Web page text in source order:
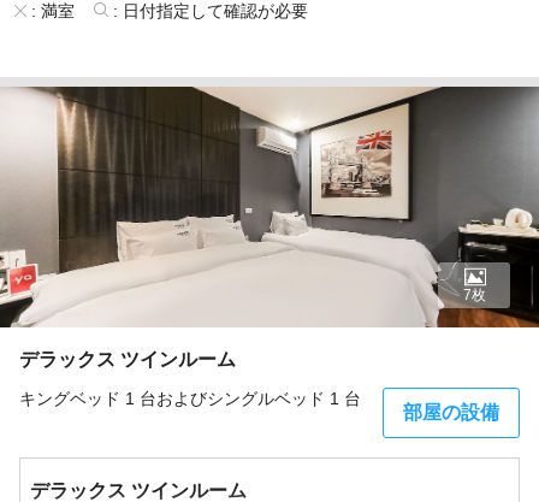
: 満室 : 日付指定して確認が必要
デラックス ツインルーム
キングベッド 1 台およびシングルベッド 1 台
部屋の設備
7枚
デラックス ツインルーム